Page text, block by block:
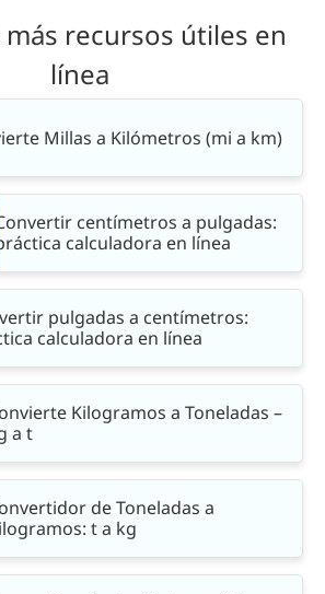
recursos útiles en
línea
Millas a Kilómetros (mi a km)
centímetros a pulgadas:
calculadora en línea
pulgadas a centímetros:
calculadora en línea
Kilogramos a Toneladas –
a t
de Toneladas a
t a kg